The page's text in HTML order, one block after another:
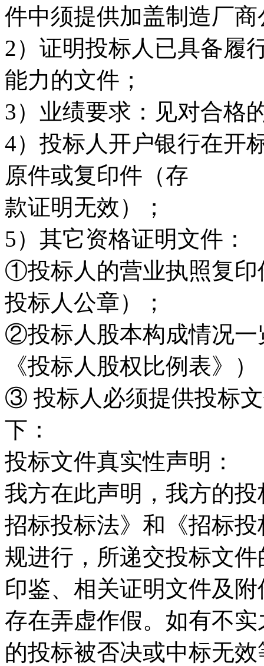
件中须提供加盖制造厂
2）证明投标人已具备履
能力的文件；
3）业绩要求：见对合格
4）投标人开户银行在开
原件或复印件（存
款证明无效）；
5）其它资格证明文件：
①投标人的营业执照复印
投标人公章）；
②投标人股本构成情况一
《投标人股权比例表》）
③ 投标人必须提供投标
下：
投标文件真实性声明：
我方在此声明，我方的
招标投标法》和《招标
规进行，所递交投标文
印鉴、相关证明文件及
存在弄虚作假。如有不
的投标被否决或中标无